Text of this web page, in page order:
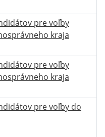
pre voľby
kraja
pre voľby
kraja
pre voľby do